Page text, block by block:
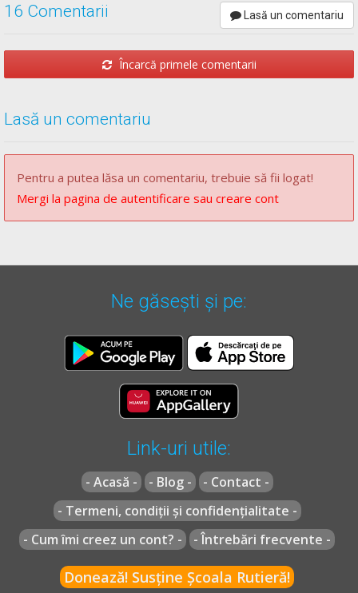
16 Comentarii Lasă un comentariu
Încarcă primele comentarii
Lasă un comentariu
Pentru a putea lăsa un comentariu, trebuie să fii logat!
Mergi la pagina de autentificare sau creare cont
Ne găsești și pe:
Link-uri utile:
- Acasă - - Blog -
- Contact -
- Termeni, condiții și confidențialitate -
- Cum îmi creez un cont? -
- Întrebări frecvente -
Donează! Susține Școala Rutieră!